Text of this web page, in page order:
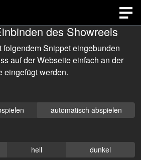
des Showreels
folgendem Snippet eingebunden
auf der Webseite einfach an der
eingefügt werden.
automatisch abspielen
hell dunkel